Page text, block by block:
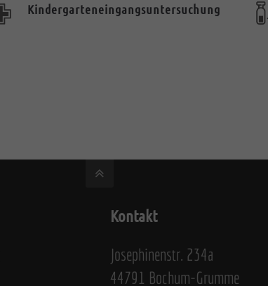
Kindergarteneingangsuntersuchung
Kontakt
Josephinenstr. 234a
44791 Bochum-Grumme